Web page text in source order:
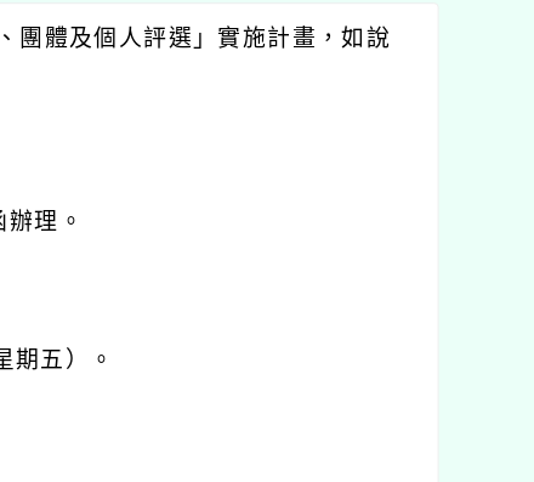
團體及個人評選」實施計畫，如說
辦理。
期五）。